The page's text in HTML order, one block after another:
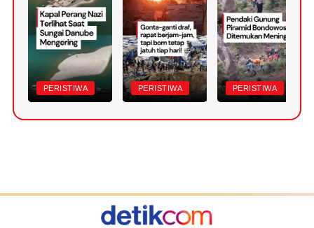
PERISTIWA PERISTIWA PERISTIWA